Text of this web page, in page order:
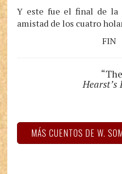
Y este fue el final de la
amistad de los cuatro
FIN
MÁS CUENTOS DE W.